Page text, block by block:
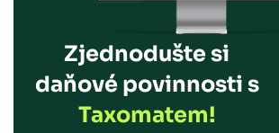
Zjednodušte si
daňové povinnosti s
Taxomatem!